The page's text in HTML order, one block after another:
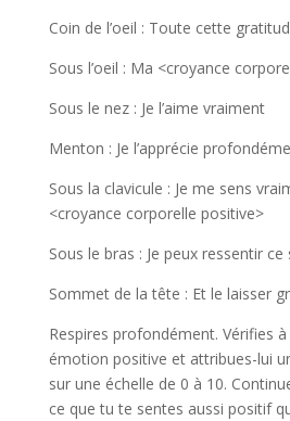
Coin de l’oeil : Toute cette
Sous l’oeil : Ma <croyance
Sous le nez : Je l’aime vraiment
Menton : Je l’apprécie
Sous la clavicule : Je me sens
<croyance corporelle positive>
Sous le bras : Je peux ressentir
Sommet de la tête : Et le laisser
Respires profondément. Vérifies
émotion positive et attribues-lui
sur une échelle de 0 à 10.
ce que tu te sentes aussi positif